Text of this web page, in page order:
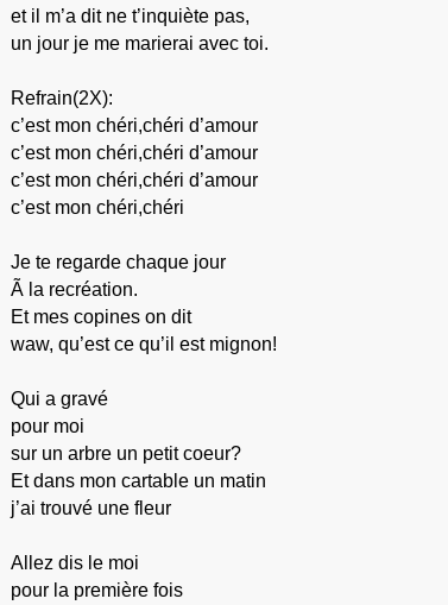
et il m’a dit ne t’inquiète pas,
un jour je me marierai avec toi.
Refrain(2X):
c’est mon chéri,chéri d’amour
c’est mon chéri,chéri d’amour
c’est mon chéri,chéri d’amour
c’est mon chéri,chéri
Je te regarde chaque jour
Ã la recréation.
Et mes copines on dit
waw, qu’est ce qu’il est mignon!
Qui a gravé
pour moi
sur un arbre un petit coeur?
Et dans mon cartable un matin
j’ai trouvé une fleur
Allez dis le moi
pour la première fois